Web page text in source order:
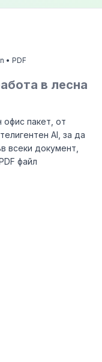
• PDF
в лесна
офис пакет, от
AI, за да
всеки документ,
файл